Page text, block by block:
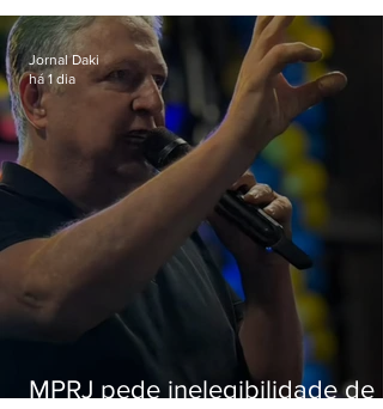
MPRJ pede inelegibilidade de
Jornal Daki
há 1 dia